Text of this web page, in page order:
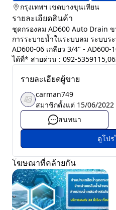
กรุงเทพฯ เขตบางขุนเทียน
รายละเอียดสินค้า
ชุดกรองลม AD600 Auto Drain
การระบายน้ำในระบบลม ระบบร
AD600-06 เกลียว 3/4" -
ได้ที่* สายด่วน : 092-
รายละเอียดผู้ขาย
carman749
สมาชิกตั้งแต่ 15/06/2022
สนทนา
ดูโป
โฆษณาที่คล้ายกัน